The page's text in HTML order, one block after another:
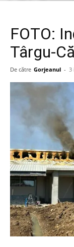
FOTO:
Târgu-
De către Gorjeanul - 3